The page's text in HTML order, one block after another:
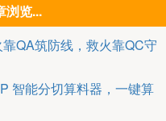
浏览...
QA筑防线，救火靠QC守
智能分切算料器，一键算